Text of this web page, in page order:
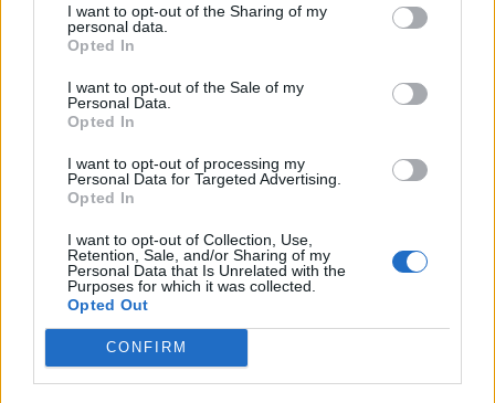
I want to opt-out of the Sharing of my
personal data.
Opted In
I want to opt-out of the Sale of my
Personal Data.
Opted In
I want to opt-out of processing my
Personal Data for Targeted Advertising.
Opted In
I want to opt-out of Collection, Use,
Retention, Sale, and/or Sharing of my
Personal Data that Is Unrelated with the
Purposes for which it was collected.
Opted Out
CONFIRM
molotovo-ribentropo paktas
josifas stalinas
adolfas hitleris
Rašyti komentarą
Jūsų vardas
Komentaras